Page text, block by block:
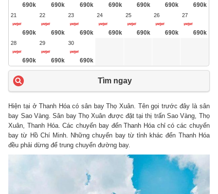
690k 690k 690k 690k 690k 690k 690k
21
690k
22
690k
23
690k
24
690k
25
690k
26
690k
27
690k
28
690k
29
690k
30
690k
Tìm ngay
Hiện tại ở Thanh Hóa có sân bay Thọ Xuân. Tên gọi trước đây là sân
bay Sao Vàng. Sân bay Thọ Xuân được đặt tại thị trấn Sao Vàng, Thọ
Xuân, Thanh Hóa. Các chuyến bay đến Thanh Hóa chỉ có các chuyến
bay từ Hồ Chí Minh. Những chuyến bay từ tỉnh khác đến Thanh Hóa
đều phải dừng để trung chuyển đường bay.